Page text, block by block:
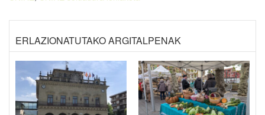
ERLAZIONATUTAKO ARGITALPENAK